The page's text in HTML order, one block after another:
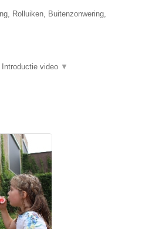
Rolluiken, Buitenzonwering,
Introductie video ▼